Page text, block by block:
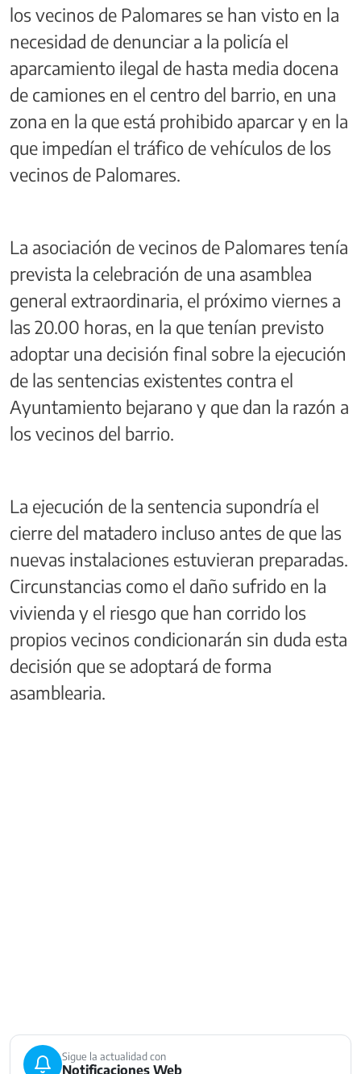
los vecinos de Palomares se han visto en la
necesidad de denunciar a la policía el
aparcamiento ilegal de hasta media docena
de camiones en el centro del barrio, en una
zona en la que está prohibido aparcar y en la
que impedían el tráfico de vehículos de los
vecinos de Palomares.
La asociación de vecinos de Palomares tenía
prevista la celebración de una asamblea
general extraordinaria, el próximo viernes a
las 20.00 horas, en la que tenían previsto
adoptar una decisión final sobre la ejecución
de las sentencias existentes contra el
Ayuntamiento bejarano y que dan la razón a
los vecinos del barrio.
La ejecución de la sentencia supondría el
cierre del matadero incluso antes de que las
nuevas instalaciones estuvieran preparadas.
Circunstancias como el daño sufrido en la
vivienda y el riesgo que han corrido los
propios vecinos condicionarán sin duda esta
decisión que se adoptará de forma
asamblearia.
Sigue la actualidad con
Notificaciones Web